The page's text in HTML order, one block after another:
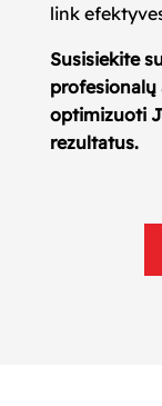
link
Susisiekite
optimizuoti
rezultatus.